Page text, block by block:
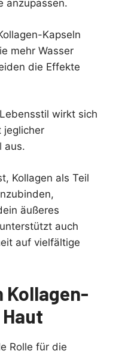
anzupassen.
Kapseln
mehr Wasser
die Effekte
wirkt sich
jeglicher
aus.
Kollagen als Teil
äußeres
auch
auf vielfältige
Kollagen-
Rolle für die